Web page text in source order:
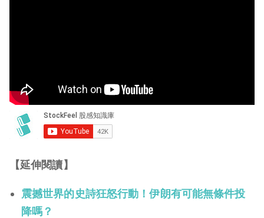
【延伸閱讀】
震撼世界的史詩狂怒行動！伊朗有可能無條件投
降嗎？